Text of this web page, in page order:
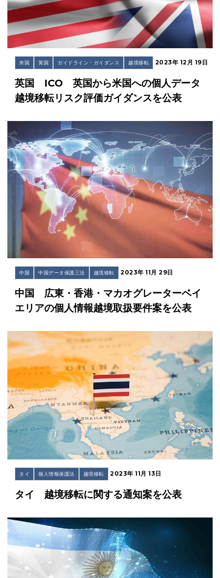
米国 英国 ガイドライン・ガイダンス 越境移転 2023年 12月 19日
英国 ICO 英国から米国への個人データ
越境移転リスク評価ガイダンスを公表
中国 中国データ保護三法 越境移転 2023年 11月 29日
中国 広東・香港・マカオグレーターベイ
エリアの個人情報越境取扱要件案を公表
タイ 個人情報保護法 越境移転 2023年 11月 13日
タイ 越境移転に関する通知案を公表